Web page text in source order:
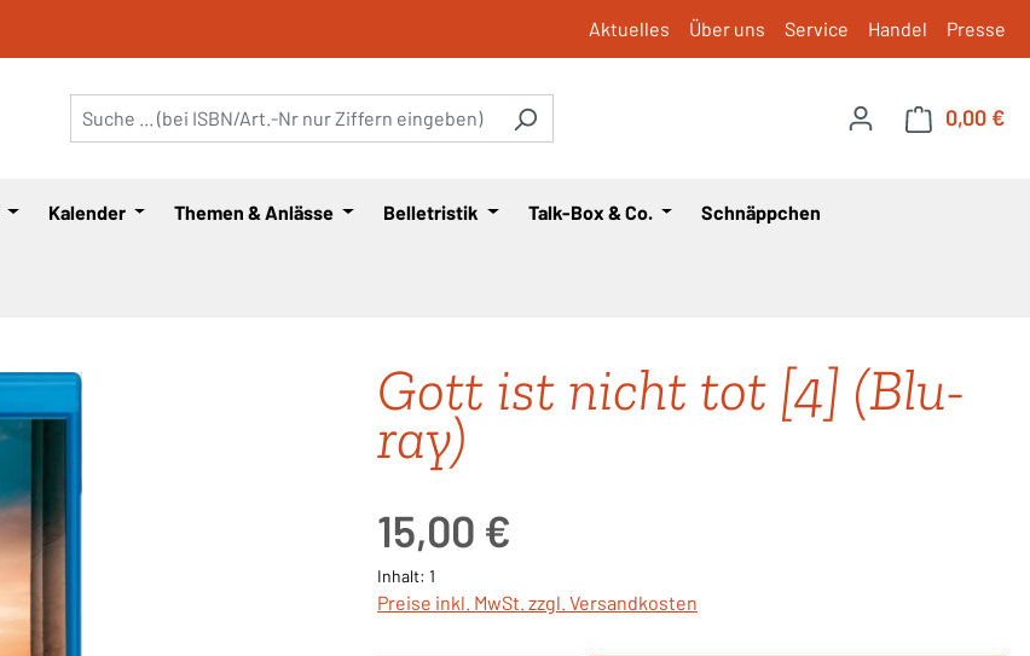
Aktuelles Über uns Service Handel Presse
0,00 €
Kalender Themen & Anlässe Belletristik Talk-Box & Co. Schnäppchen
Gott ist nicht tot [4] (Blu-
ray)
15,00 €
Inhalt: 1
Preise inkl. MwSt. zzgl. Versandkosten